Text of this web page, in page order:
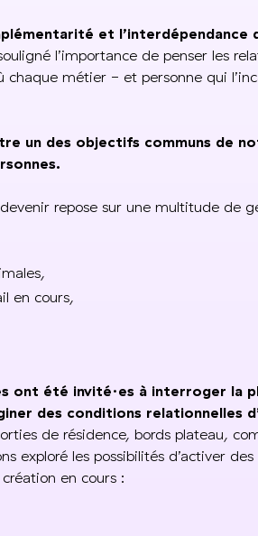
et l’interdépendance
l’importance de penser les
chaque métier - et personne qui
un des objectifs communs de
repose sur une multitude de
en cours,
ont été invité·es à interroger la
des conditions relationnelles
de résidence, bords plateau,
exploré les possibilités d’activer
en cours :